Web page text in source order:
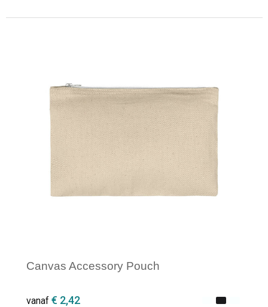
Canvas Accessory Pouch
vanaf € 2,42